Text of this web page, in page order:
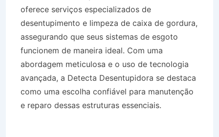
oferece serviços especializados de
desentupimento e limpeza de caixa de gordura,
assegurando que seus sistemas de esgoto
funcionem de maneira ideal. Com uma
abordagem meticulosa e o uso de tecnologia
avançada, a Detecta Desentupidora se destaca
como uma escolha confiável para manutenção
e reparo dessas estruturas essenciais.